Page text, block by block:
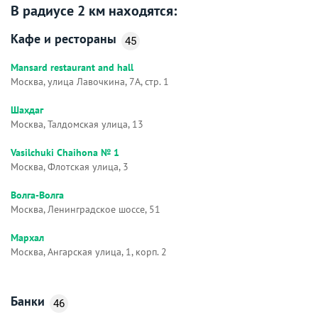
В радиусе 2 км находятся:
Кафе и рестораны 45
Mansard restaurant and hall
Москва, улица Лавочкина, 7А, стр. 1
Шахдаг
Москва, Талдомская улица, 13
Vasilchuki Chaihona № 1
Москва, Флотская улица, 3
Волга-Волга
Москва, Ленинградское шоссе, 51
Мархал
Москва, Ангарская улица, 1, корп. 2
Банки 46